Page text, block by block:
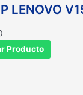
LENOVO
Producto